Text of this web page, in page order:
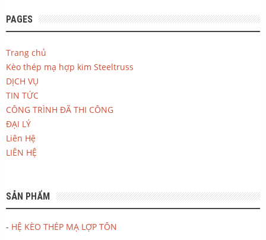
PAGES
Trang chủ
Kèo thép mạ hợp kim Steeltruss
DỊCH VỤ
TIN TỨC
CÔNG TRÌNH ĐÃ THI CÔNG
ĐẠI LÝ
Liên Hệ
LIÊN HỆ
SẢN PHẨM
- HỆ KÈO THÉP MẠ LỢP TÔN